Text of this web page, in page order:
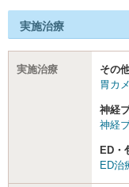
実施治療
実施治療
その
胃カ
神経
神経
ED・
ED治